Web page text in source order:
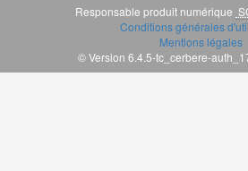
Responsable produit numérique
Conditions générales
Mentions légales
© Version 6.4.5-tc_cerbere-